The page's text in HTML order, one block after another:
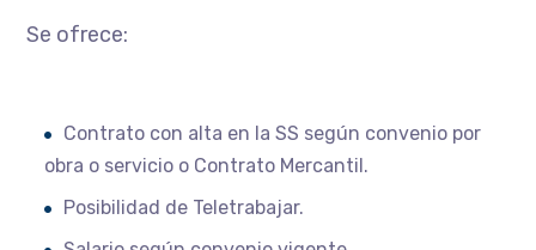
Se ofrece:
Contrato con alta en la SS según convenio por
obra o servicio o Contrato Mercantil.
Posibilidad de Teletrabajar.